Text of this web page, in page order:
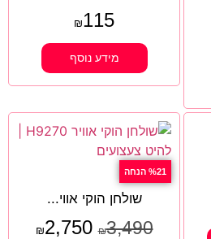
₪115
מידע נוסף
%21 הנחה
שולחן הוקי אווי...
₪3,490
₪2,750